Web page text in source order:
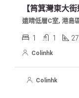
【筲箕灣東大
遠晴低層C室, 港島
1 1
Colinhk
Colinhk